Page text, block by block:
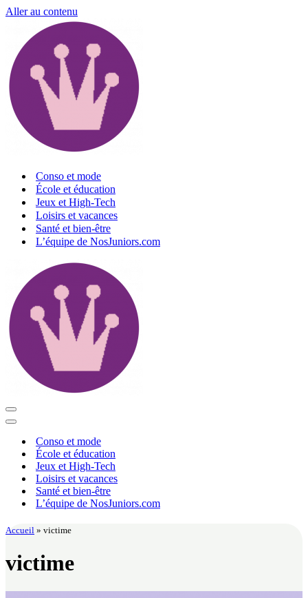
Aller au contenu
Conso et mode
École et éducation
Jeux et High-Tech
Loisirs et vacances
Santé et bien-être
L’équipe de NosJuniors.com
Menu
de
Menu
navigationConso et mode
École et éducation
Jeux et High-Tech
Loisirs et vacances
Santé et bien-être
L’équipe de NosJuniors.com
Accueil » victime
victime